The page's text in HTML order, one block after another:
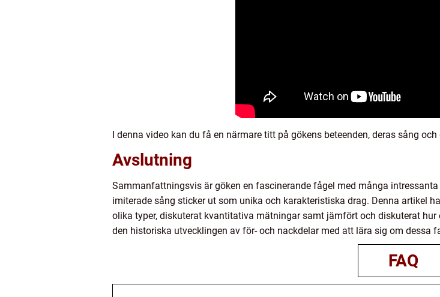
I denna video kan du få en närmare titt på gökens beteenden, deras sång
Avslutning
Sammanfattningsvis är göken en fascinerande fågel med många
imiterade sång sticker ut som unika och karakteristiska drag. Denna artikel
olika typer, diskuterat kvantitativa mätningar samt jämfört och diskuterat
den historiska utvecklingen av för- och nackdelar med att lära sig om dessa
FAQ